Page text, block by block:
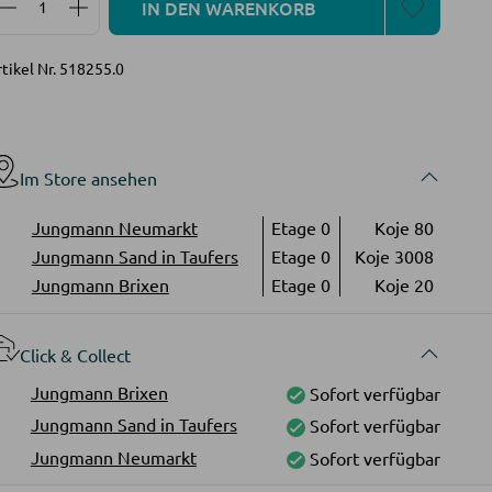
IN DEN WARENKORB
Nr. 518255.0
Im Store ansehen
Jungmann Neumarkt Etage 0
Koje 80
Jungmann Sand in Taufers
Etage 0
Koje 3008
Jungmann Brixen
Etage 0 Koje 20
Click & Collect
Jungmann Brixen
Sofort verfügbar
Jungmann Sand in Taufers
Sofort verfügbar
Jungmann Neumarkt
Sofort verfügbar